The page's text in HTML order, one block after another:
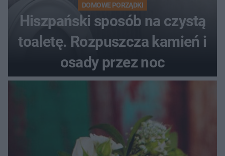
DOMOWE PORZĄDKI
Hiszpański sposób na czystą
toaletę. Rozpuszcza kamień i
osady przez noc